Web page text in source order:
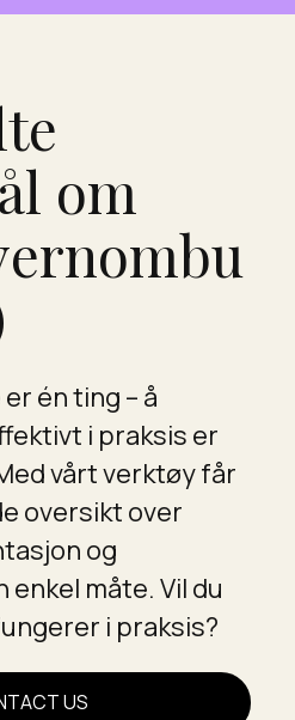
om
én ting – å
i praksis er
vårt verktøy får
oversikt over
og
måte. Vil du
i praksis?
US